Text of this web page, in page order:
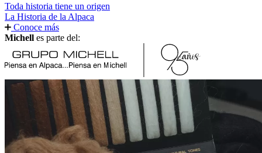
Toda historia tiene un origen
La Historia de la Alpaca
Conoce más
Michell es parte del: